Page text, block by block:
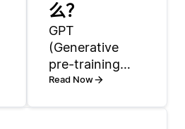
么？
GPT
(Generative
pre-training
Transformer) 专
Read Now